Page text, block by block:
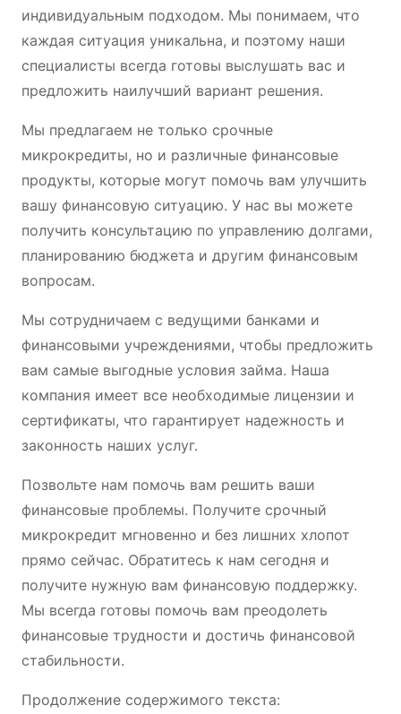
индивидуальным подходом. Мы понимаем, что
каждая ситуация уникальна, и поэтому наши
специалисты всегда готовы выслушать вас и
предложить наилучший вариант решения.
Мы предлагаем не только срочные
микрокредиты, но и различные финансовые
продукты, которые могут помочь вам улучшить
вашу финансовую ситуацию. У нас вы можете
получить консультацию по управлению долгами,
планированию бюджета и другим финансовым
вопросам.
Мы сотрудничаем с ведущими банками и
финансовыми учреждениями, чтобы предложить
вам самые выгодные условия займа. Наша
компания имеет все необходимые лицензии и
сертификаты, что гарантирует надежность и
законность наших услуг.
Позвольте нам помочь вам решить ваши
финансовые проблемы. Получите срочный
микрокредит мгновенно и без лишних хлопот
прямо сейчас. Обратитесь к нам сегодня и
получите нужную вам финансовую поддержку.
Мы всегда готовы помочь вам преодолеть
финансовые трудности и достичь финансовой
стабильности.
Продолжение содержимого текста: